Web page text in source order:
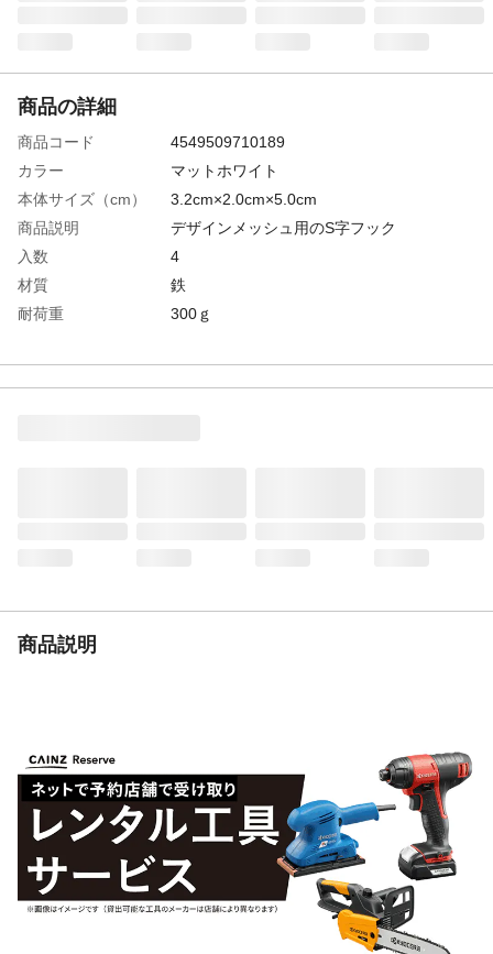
商品の詳細
商品コード
4549509710189
カラー
マットホワイト
本体サイズ（cm）
3.2cm×2.0cm×5.0cm
商品説明
デザインメッシュ用のS字フック
入数
4
材質
鉄
耐荷重
300ｇ
商品説明